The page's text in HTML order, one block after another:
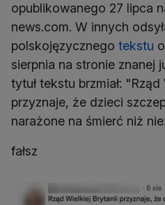
opublikowanego 27 lipca
news.com. W innych
polskojęzycznego tekstu
sierpnia na stronie znanej
tytuł tekstu brzmiał:
przyznaje, że dzieci
narażone na śmierć niż
fałsz